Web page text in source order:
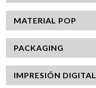
MATERIAL POP
PACKAGING
IMPRESIÓN DIGITAL